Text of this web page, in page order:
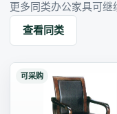
更多同类办公家具可继
查看同类
可采购